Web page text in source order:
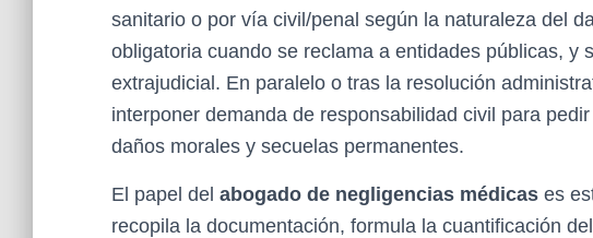
sanitario o por vía civil/penal según la naturaleza del
obligatoria cuando se reclama a entidades públicas, y
extrajudicial. En paralelo o tras la resolución
interponer demanda de responsabilidad civil para
daños morales y secuelas permanentes.
El papel del abogado de negligencias médicas es
recopila la documentación, formula la cuantificación